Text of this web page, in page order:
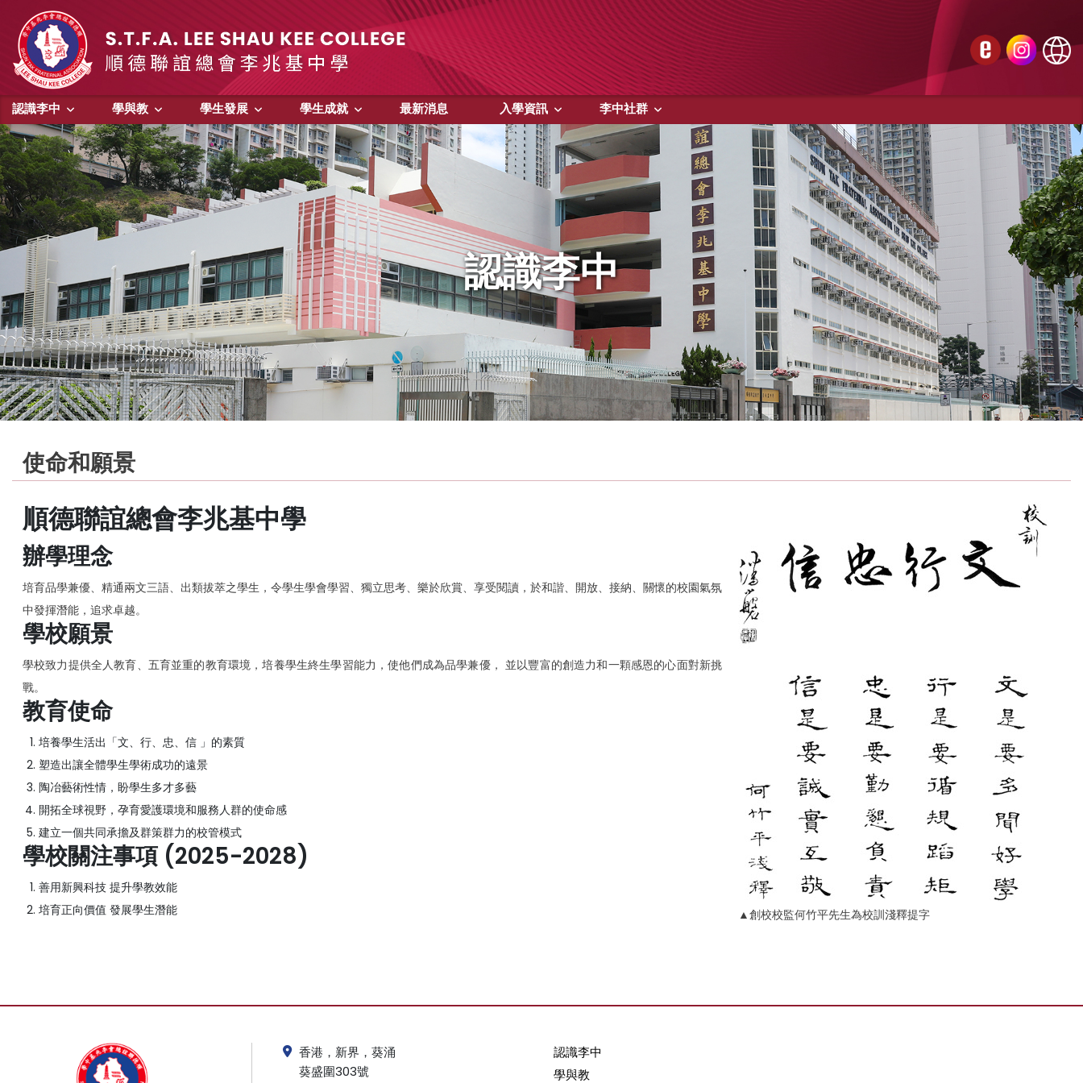
認識李中 學與教 學生發展 學生成就 最新消息 入學資訊 李中社群
認識李中
使命和願景
順德聯誼總會李兆基中學
辦學理念
培育品學兼優、精通兩文三語、出類拔萃之學生，令學生學會學習、獨立思考、樂於欣賞、享受閱讀，於和諧、開放、接納、關懷的校園氣氛
中發揮潛能，追求卓越。
學校願景
學校致力提供全人教育、五育並重的教育環境，培養學生終生學習能力，使他們成為品學兼優， 並以豐富的創造力和一顆感恩的心面對新挑
戰。
教育使命
培養學生活出「文、行、忠、信 」的素質
塑造出讓全體學生學術成功的遠景
陶冶藝術性情，盼學生多才多藝
開拓全球視野，孕育愛護環境和服務人群的使命感
建立一個共同承擔及群策群力的校管模式
學校關注事項 (2025-2028)
善用新興科技 提升學教效能
培育正向價值 發展學生潛能
▲創校校監何竹平先生為校訓淺釋提字
香港，新界，葵涌
葵盛圍303號
認識李中
學與教